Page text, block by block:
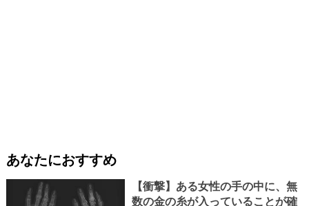
あなたにおすすめ
【衝撃】ある女性の手の中に、無
数の金の糸が入っていることが確